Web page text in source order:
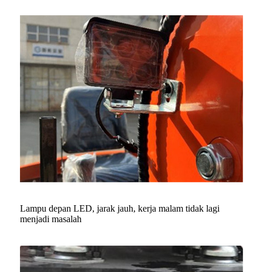
Lampu depan LED, jarak jauh, kerja malam tidak lagi
menjadi masalah